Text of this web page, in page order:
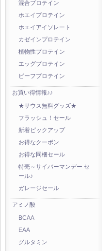
混合プロテイン
ホエイプロテイン
ホエイアイソレート
カゼインプロテイン
植物性プロテイン
エッグプロテイン
ビーフプロテイン
お買い得情報♪♪
★サウス無料グッズ★
フラッシュ！セール
新着ピックアップ
お得なクーポン
お得な同梱セール
特売～サイバーマンデー セ
ール♪
ガレージセール
アミノ酸
BCAA
EAA
グルタミン